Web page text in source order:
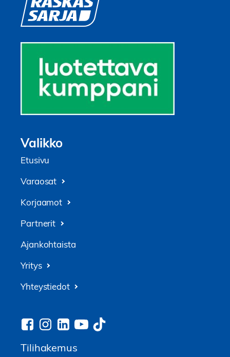
Valikko
Etusivu
Varaosat
Korjaamot
Partnerit
Ajankohtaista
Yritys
Yhteystiedot
Tilihakemus